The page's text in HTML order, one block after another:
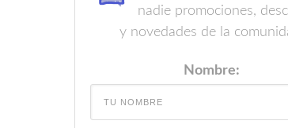
nadie promociones,
y novedades de la
Nombre: